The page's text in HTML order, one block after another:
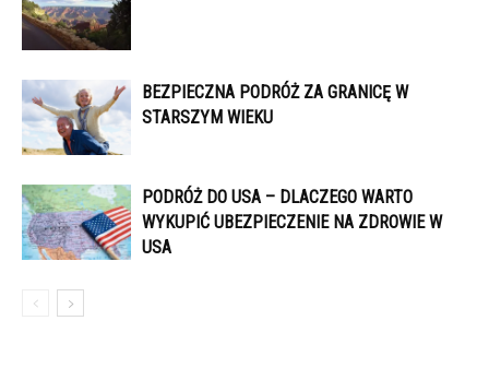
BEZPIECZNA PODRÓŻ ZA GRANICĘ W
STARSZYM WIEKU
PODRÓŻ DO USA – DLACZEGO WARTO
WYKUPIĆ UBEZPIECZENIE NA ZDROWIE W
USA